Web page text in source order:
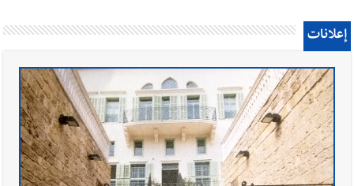
إعلانات